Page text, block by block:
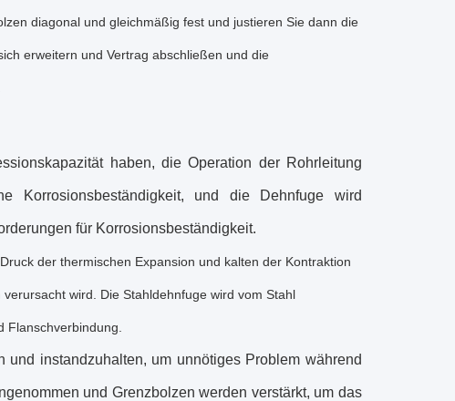
diagonal und gleichmäßig fest und justieren Sie dann die
erweitern und Vertrag abschließen und die
haben, die Operation der Rohrleitung
Korrosionsbeständigkeit, und die Dehnfuge wird
für Korrosionsbeständigkeit.
der thermischen Expansion und kalten der Kontraktion
wird. Die Stahldehnfuge wird vom Stahl
Flanschverbindung.
und instandzuhalten, um unnötiges Problem während
und Grenzbolzen werden verstärkt, um das